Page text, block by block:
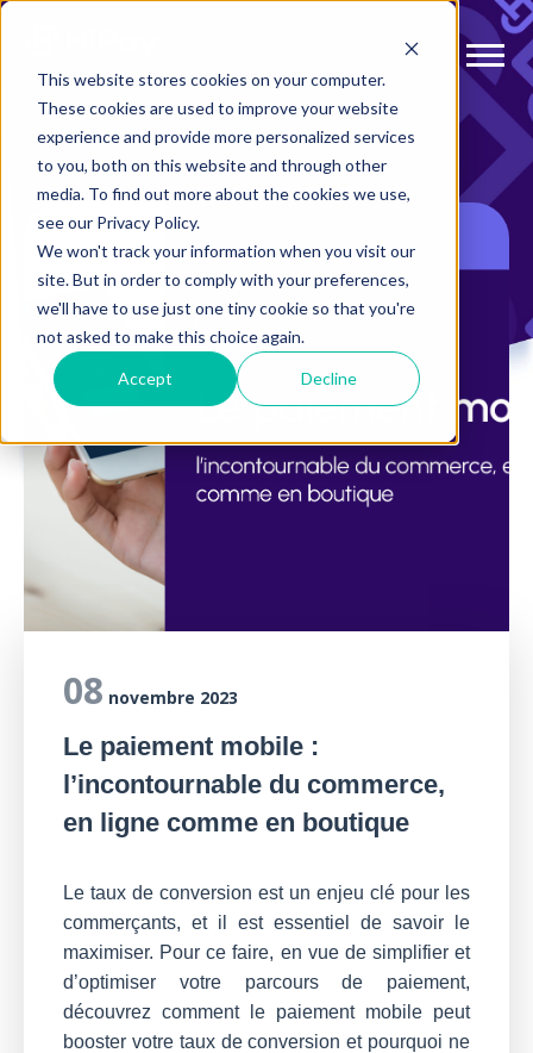
This website stores cookies on your computer.
These cookies are used to improve your website
experience and provide more personalized services
to you, both on this website and through other
media. To find out more about the cookies we use,
see our Privacy Policy.
We won't track your information when you visit our
site. But in order to comply with your preferences,
we'll have to use just one tiny cookie so that you're
not asked to make this choice again.
Accept Decline
08 novembre 2023
Le paiement mobile :
l’incontournable du commerce,
en ligne comme en boutique
Le taux de conversion est un enjeu clé pour les
commerçants, et il est essentiel de savoir le
maximiser. Pour ce faire, en vue de simplifier et
d’optimiser votre parcours de paiement,
découvrez comment le paiement mobile peut
booster votre taux de conversion et pourquoi ne